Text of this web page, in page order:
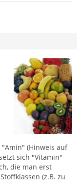
(Hinweis auf
sich "Vitamin"
die man erst
(z.B. zu